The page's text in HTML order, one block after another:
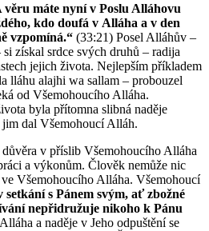
věru máte nyní v Poslu Alláhovu
kdo doufá v Alláha a v den
vzpomíná.“ (33:21) Posel Alláhův –
získal srdce svých druhů – radija
jejich života. Nejlepším příkladem
lláhu alajhi wa sallam – probouzel
od Všemohoucího Alláha.
byla přítomna slibná naděje
dal Všemohoucí Alláh.
v příslib Všemohoucího Alláha
a výkonům. Člověk nemůže nic
Všemohoucího Alláha. Všemohoucí
setkání s Pánem svým, ať zbožné
nepřidružuje nikoho k Pánu
a naděje v Jeho odpuštění se